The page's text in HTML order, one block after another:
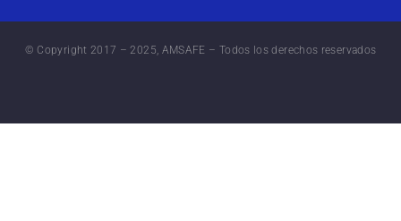
© Copyright 2017 – 2025, AMSAFE – Todos los derechos reservados